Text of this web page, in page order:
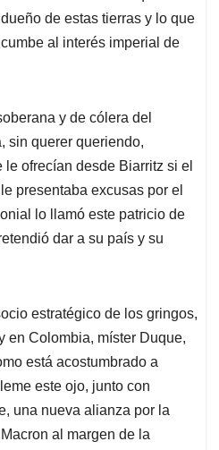
de estas tierras y lo que
al interés imperial de
y de cólera del
sin querer queriendo,
ofrecían desde Biarritz si el
presentaba excusas por el
lo llamó este patricio de
dar a su país y su
estratégico de los gringos,
en Colombia, míster Duque,
está acostumbrado a
este ojo, junto con
una nueva alianza por la
al margen de la